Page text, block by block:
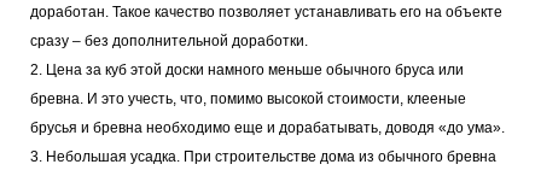
доработан. Такое качество позволяет устанавливать его на объекте
сразу – без дополнительной доработки.
2. Цена за куб этой доски намного меньше обычного бруса или
бревна. И это учесть, что, помимо высокой стоимости, клееные
брусья и бревна необходимо еще и дорабатывать, доводя «до ума».
3. Небольшая усадка. При строительстве дома из обычного бревна